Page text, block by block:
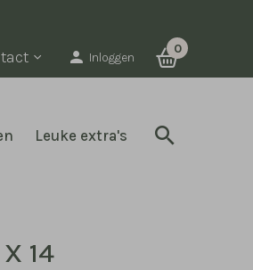
Inloggen
0
Leuke extra's
14